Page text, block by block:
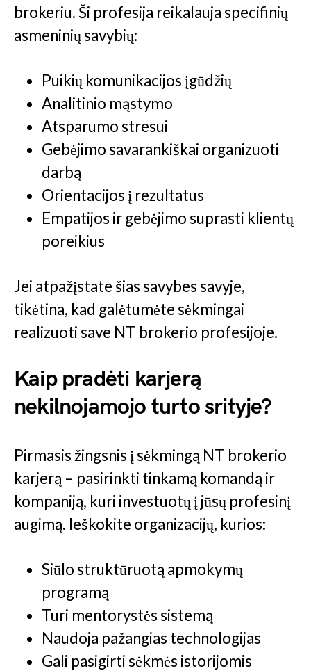
brokeriu. Ši profesija reikalauja specifinių
asmeninių savybių:
Puikių komunikacijos įgūdžių
Analitinio mąstymo
Atsparumo stresui
Gebėjimo savarankiškai organizuoti
darbą
Orientacijos į rezultatus
Empatijos ir gebėjimo suprasti klientų
poreikius
Jei atpažįstate šias savybes savyje,
tikėtina, kad galėtumėte sėkmingai
realizuoti save NT brokerio profesijoje.
Kaip pradėti karjerą
nekilnojamojo turto srityje?
Pirmasis žingsnis į sėkmingą NT brokerio
karjerą – pasirinkti tinkamą komandą ir
kompaniją, kuri investuotų į jūsų profesinį
augimą. Ieškokite organizacijų, kurios:
Siūlo struktūruotą apmokymų
programą
Turi mentorystės sistemą
Naudoja pažangias technologijas
Gali pasigirti sėkmės istorijomis